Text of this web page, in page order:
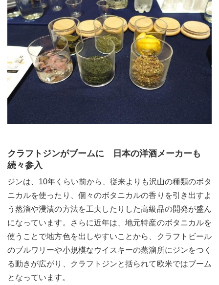
クラフトジンがブームに 日本の洋酒メーカーも
続々参入
ジンは、10年くらい前から、従来よりも沢山の種類のボタ
ニカルを使ったり、個々のボタニカルの香りを引き出すよ
う蒸溜や浸漬の方法を工夫したりした高級品の開発が盛ん
になっています。さらに近年は、地元特産のボタニカルを
使うことで地方色を出しやすいことから、クラフトビール
のブルワリーや小規模なウイスキーの蒸溜所にジンをつく
る動きが広がり、クラフトジンと括られて欧米ではブーム
となっています。